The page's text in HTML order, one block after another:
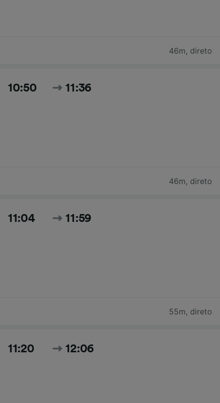
46m, direto
10:50 11:36
46m, direto
11:04 11:59
55m, direto
11:20 12:06